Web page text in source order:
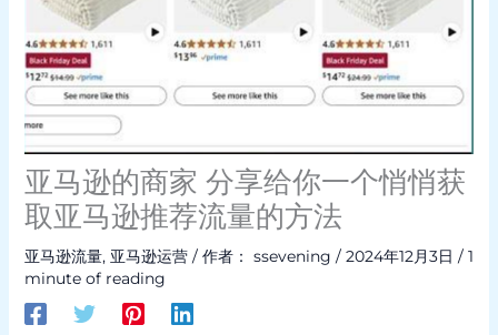
亚马逊的商家 分享给你一个悄悄获
取亚马逊推荐流量的方法
亚马逊流量, 亚马逊运营/ 作者： ssevening / 2024年12月3日 / 1
minute of reading